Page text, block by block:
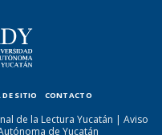
SITIO CONTACTO
de la Lectura Yucatán | Aviso
de Yucatán